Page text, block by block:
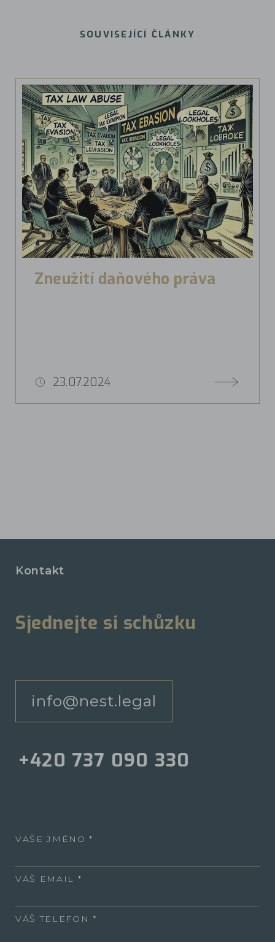
SOUVISEJÍCÍ ČLÁNKY
Zneužití daňového práva
23.07.2024
Kontakt
Sjednejte si schůzku
info@nest.legal
+420 737 090 330
VAŠE JMÉNO
VÁŠ EMAIL
VÁŠ TELEFON